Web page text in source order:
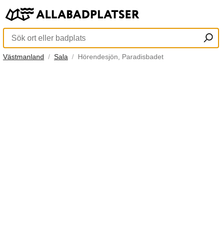
Västmanland Sala Hörendesjön, Paradisbadet